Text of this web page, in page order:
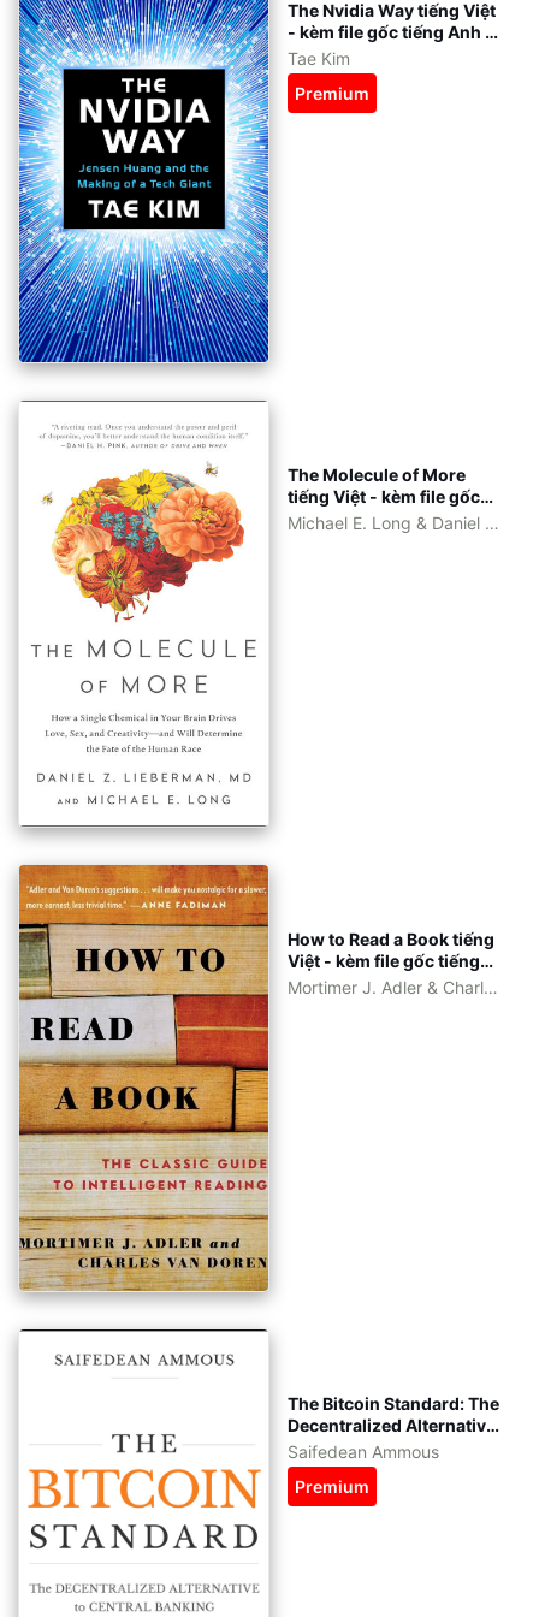
The Nvidia Way tiếng Việt
- kèm file gốc tiếng Anh -
eBook ePub, azw3, pdf
Tae Kim
Premium
The Molecule of More
tiếng Việt - kèm file gốc
tiếng Anh - eBook epub,
Michael E. Long & Daniel Z.
How to Read a Book tiếng
Việt - kèm file gốc tiếng
Anh - eBook epub, azw3,
Mortimer J. Adler & Charles
The Bitcoin Standard: The
Decentralized Alternative
to Central Banking tiếng
Việt - kèm file gốc tiếng
Anh - eBook epub, azw3,
pdf
Saifedean Ammous
Premium